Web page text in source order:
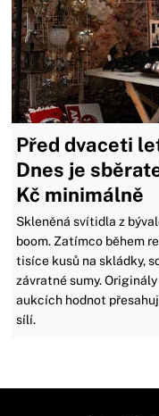
Před dvaceti
Dnes je
Kč minimálně
Skleněná svítidla z
boom. Zatímco během
tisíce kusů na skládky,
závratné sumy.
aukcích hodnot
sílí.